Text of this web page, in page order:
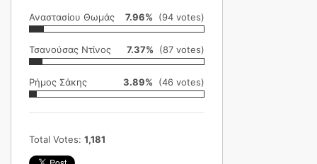
Αναστασίου Θωμάς 7.96% (94 votes)
Τσανούσας Ντίνος 7.37% (87 votes)
Ρήμος Σάκης 3.89% (46 votes)
Total Votes: 1,181